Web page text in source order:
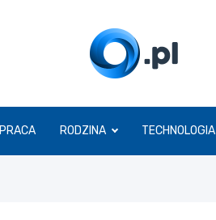
O.pl
PRACA RODZINA TECHNOLOGIA